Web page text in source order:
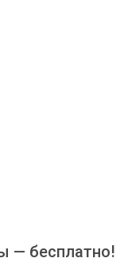
— бесплатно!